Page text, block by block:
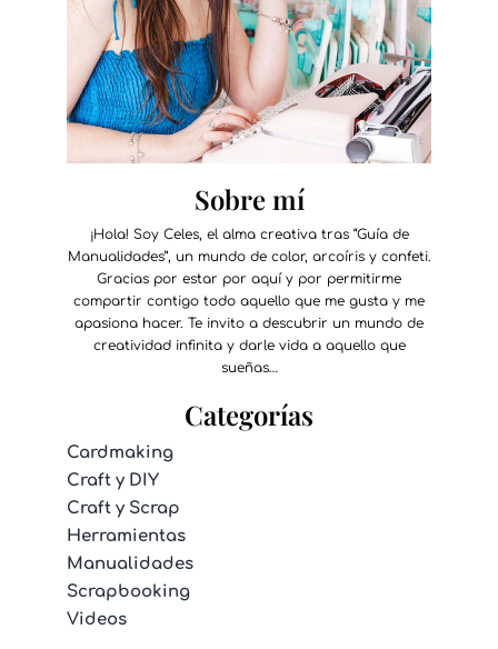
Sobre mí
¡Hola! Soy Celes, el alma creativa tras “Guía de
Manualidades”, un mundo de color, arcoíris y confeti.
Gracias por estar por aquí y por permitirme
compartir contigo todo aquello que me gusta y me
apasiona hacer. Te invito a descubrir un mundo de
creatividad infinita y darle vida a aquello que
sueñas…
Categorías
Cardmaking
Craft y DIY
Craft y Scrap
Herramientas
Manualidades
Scrapbooking
Videos